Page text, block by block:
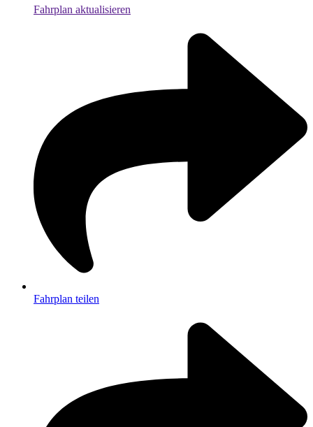
Fahrplan aktualisieren
Fahrplan teilen